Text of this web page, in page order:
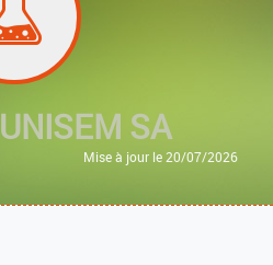
UNISEM SA
Mise à jour le 20/07/2026